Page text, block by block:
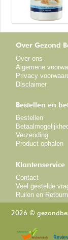
Over Gezond
Over ons
Algemene
Privacy
Disclaimer
Bestellen en
Bestellen
Verzending
Product ophalen
Klantenservice
Contact
Veel gestelde
Ruilen en
2026 ©